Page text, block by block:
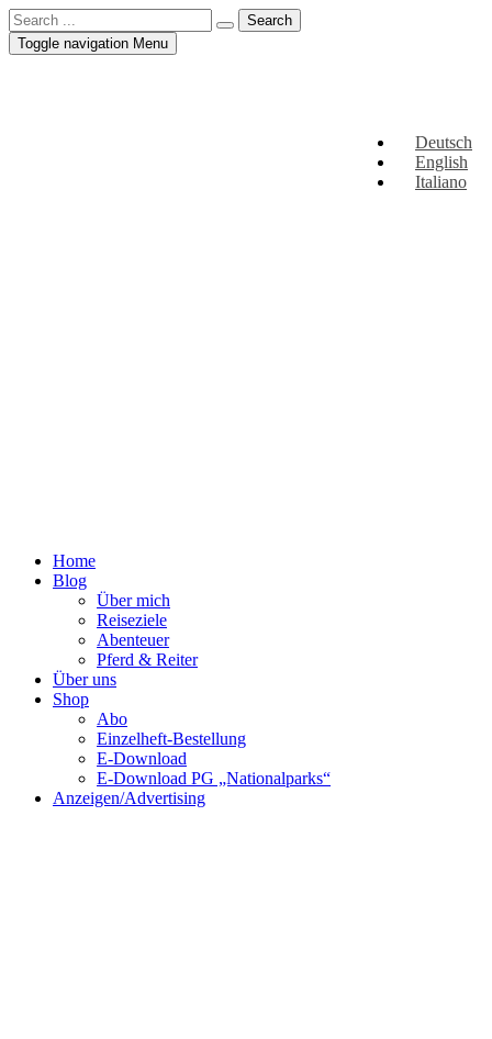
Deutsch
English
Italiano
Toggle navigation Menu
Home
Blog
Über mich
Reiseziele
Abenteuer
Pferd & Reiter
Über uns
Shop
Abo
Einzelheft-Bestellung
E-Download
E-Download PG „Nationalparks“
Anzeigen/Advertising